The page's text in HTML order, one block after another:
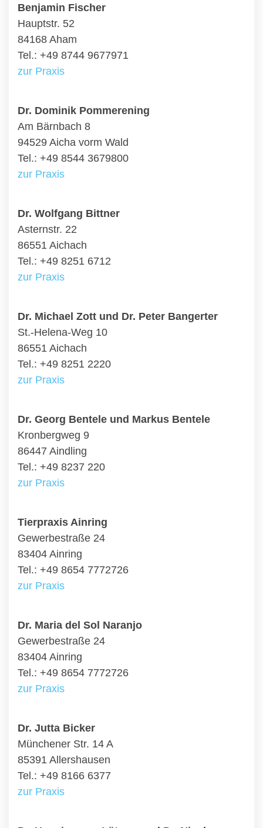
Benjamin Fischer
Hauptstr. 52
84168 Aham
Tel.: +49 8744 9677971
zur Praxis
Dr. Dominik Pommerening
Am Bärnbach 8
94529 Aicha vorm Wald
Tel.: +49 8544 3679800
zur Praxis
Dr. Wolfgang Bittner
Asternstr. 22
86551 Aichach
Tel.: +49 8251 6712
zur Praxis
Dr. Michael Zott und Dr. Peter Bangerter
St.-Helena-Weg 10
86551 Aichach
Tel.: +49 8251 2220
zur Praxis
Dr. Georg Bentele und Markus Bentele
Kronbergweg 9
86447 Aindling
Tel.: +49 8237 220
zur Praxis
Tierpraxis Ainring
Gewerbestraße 24
83404 Ainring
Tel.: +49 8654 7772726
zur Praxis
Dr. Maria del Sol Naranjo
Gewerbestraße 24
83404 Ainring
Tel.: +49 8654 7772726
zur Praxis
Dr. Jutta Bicker
Münchener Str. 14 A
85391 Allershausen
Tel.: +49 8166 6377
zur Praxis